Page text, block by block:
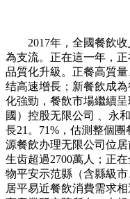
2017年，全國餐飲收
為支流。正在這一年，
品質化升級。正餐高質
结高速增長；新餐飲成
化強勁，餐飲市場繼續
國）控股无限公司 、永
長21。71%，估測整個
源餐飲办理无限公司位
生齿超過2700萬人；正
物平安示范縣（含縣級
居平易近餐飲消費需求